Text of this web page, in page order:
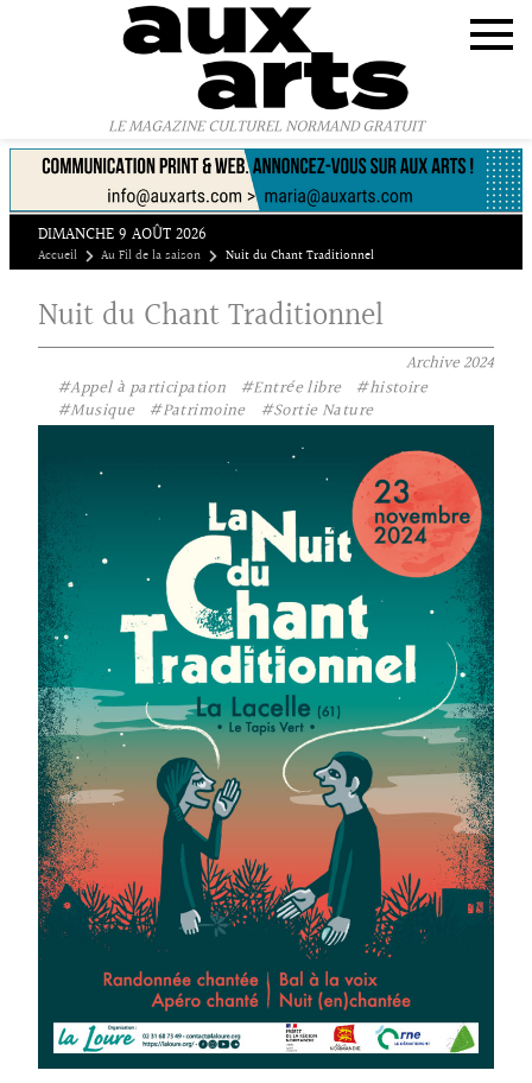
LE MAGAZINE CULTUREL NORMAND GRATUIT
DIMANCHE 9 AOÛT 2026
Accueil Au Fil de la saison Nuit du Chant Traditionnel
Nuit du Chant Traditionnel
Archive2024
#Appel à participation
#Entrée libre
#histoire
#Musique
#Patrimoine #Sortie Nature
Panneau de gestion des cookies